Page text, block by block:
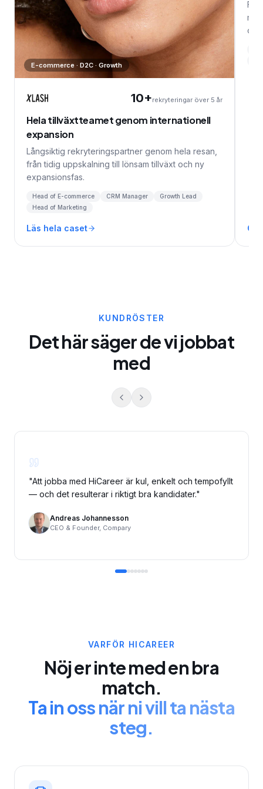
E-commerce · D2C · Growth
10+rekryteringar över 5 år
Hela tillväxtteamet genom internationell
expansion
Långsiktig rekryteringspartner genom hela resan,
från tidig uppskalning till lönsam tillväxt och ny
expansionsfas.
Head of E-commerce CRM Manager
Growth Lead
Head of Marketing
Läs hela caset
och
KUNDRÖSTER
Det här säger de vi jobbat
med
"Att jobba med HiCareer är kul, enkelt och tempofyllt
— och det resulterar i riktigt bra kandidater."
Andreas Johannesson
CEO & Founder, Compary
VARFÖR HICAREER
Nöj er inte med en bra
match.
Ta in oss när ni vill ta nästa
steg.